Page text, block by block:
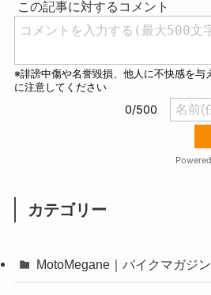
カテゴリー
MotoMegane｜バイクマガジン